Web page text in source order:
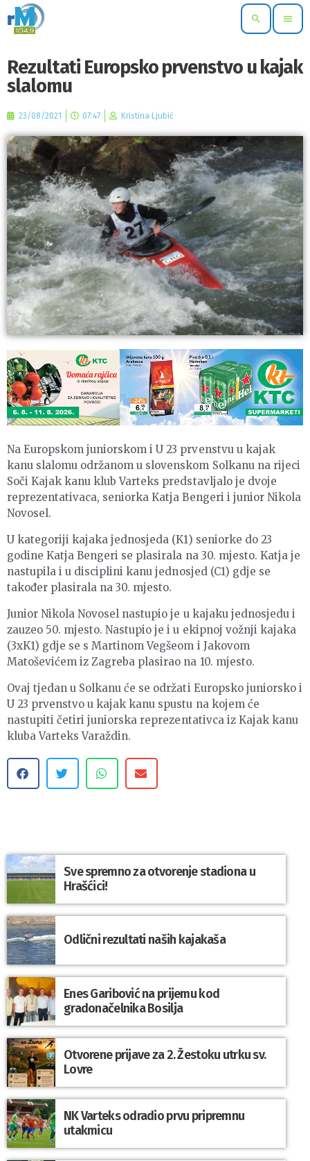
search menu
Rezultati Europsko prvenstvo u kajak
slalomu
23/08/2021 07:47 Kristina Ljubić
Na Europskom juniorskom i U 23 prvenstvu u kajak
kanu slalomu održanom u slovenskom Solkanu na rijeci
Soči Kajak kanu klub Varteks predstavljalo je dvoje
reprezentativaca, seniorka Katja Bengeri i junior Nikola
Novosel.
U kategoriji kajaka jednosjeda (K1) seniorke do 23
godine Katja Bengeri se plasirala na 30. mjesto. Katja je
nastupila i u disciplini kanu jednosjed (C1) gdje se
također plasirala na 30. mjesto.
Junior Nikola Novosel nastupio je u kajaku jednosjedu i
zauzeo 50. mjesto. Nastupio je i u ekipnoj vožnji kajaka
(3xK1) gdje se s Martinom Vegšeom i Jakovom
Matoševićem iz Zagreba plasirao na 10. mjesto.
Ovaj tjedan u Solkanu će se održati Europsko juniorsko i
U 23 prvenstvo u kajak kanu spustu na kojem će
nastupiti četiri juniorska reprezentativca iz Kajak kanu
kluba Varteks Varaždin.
Sve spremno za otvorenje stadiona u
Hrašćici!
Odlični rezultati naših kajakaša
Enes Garibović na prijemu kod
gradonačelnika Bosilja
Otvorene prijave za 2. Žestoku utrku sv.
Lovre
NK Varteks odradio prvu pripremnu
utakmicu